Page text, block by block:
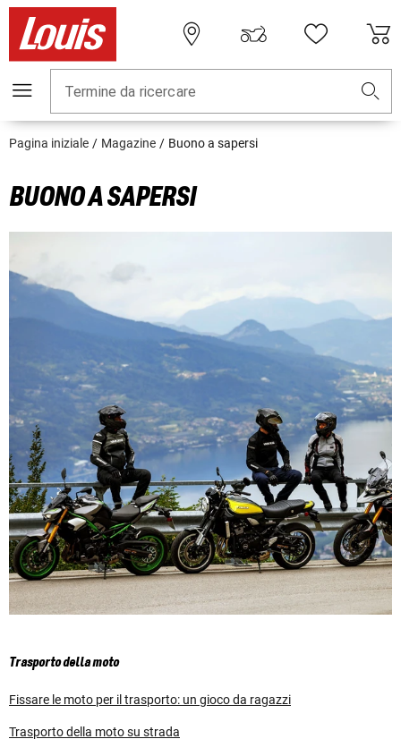
Termine da ricercare
Pagina iniziale Magazine Buono a sapersi
BUONO A SAPERSI
Trasporto della moto
Fissare le moto per il trasporto: un gioco da ragazzi
Trasporto della moto su strada